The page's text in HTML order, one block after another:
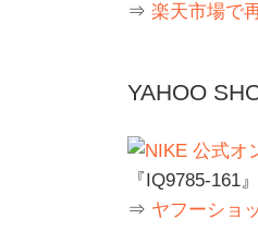
⇒ 楽天市場で
YAHOO
『IQ9785-161
⇒ ヤフーショ